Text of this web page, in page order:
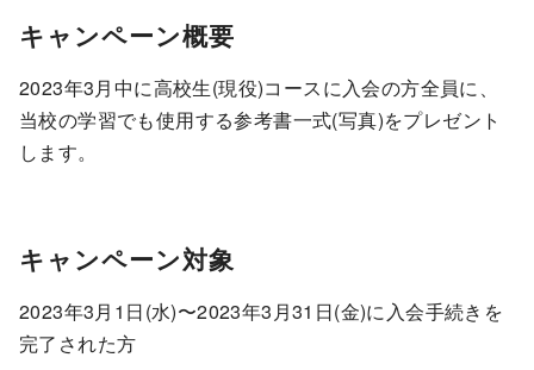
キャンペーン概要
2023年3月中に高校生(現役)コースに入会の方全員に、
当校の学習でも使用する参考書一式(写真)をプレゼント
します。
キャンペーン対象
2023年3月1日(水)〜2023年3月31日(金)に入会手続きを
完了された方